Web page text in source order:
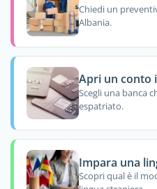
Chiedi un
Albania.
Apri un conto
Scegli una banca
espatriato.
Impara una
Scopri qual è il